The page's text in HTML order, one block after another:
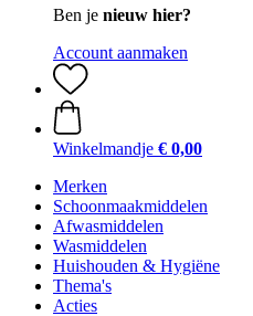
Ben je nieuw hier?
Account aanmaken
Winkelmandje € 0,00
Merken
Schoonmaakmiddelen
Afwasmiddelen
Wasmiddelen
Huishouden & Hygiëne
Thema's
Acties